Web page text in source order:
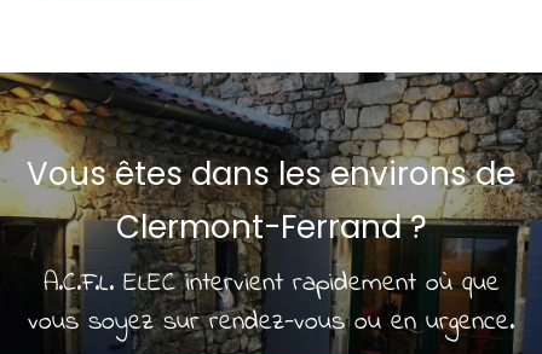
Vous êtes dans les environs de
Clermont-Ferrand ?
A.C.F.L. ELEC intervient rapidement où que
vous soyez sur rendez-vous ou en urgence.